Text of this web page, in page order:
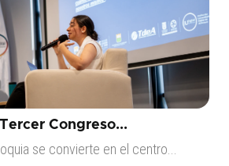
Congreso...
se convierte en el centro...